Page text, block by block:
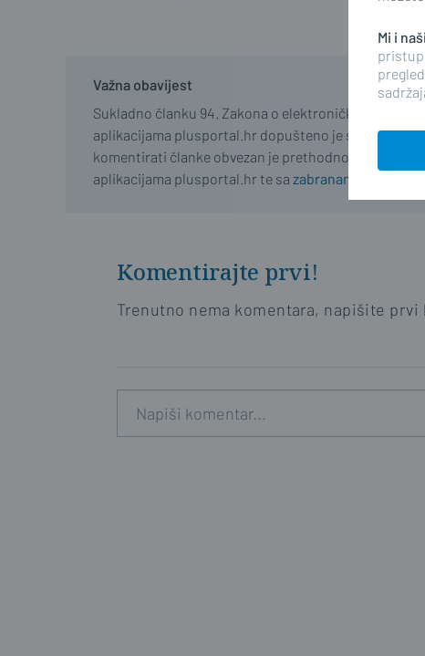
Važna obavijest
Sukladno članku 94. Zakona o elektroničkim
aplikacijama plusportal.hr dopušteno je samo
komentirati članke obvezan je prethodno se upoznati
aplikacijama plusportal.hr te sa zabranama
Komentirajte prvi!
Trenutno nema komentara, napišite
Mi i
pristup